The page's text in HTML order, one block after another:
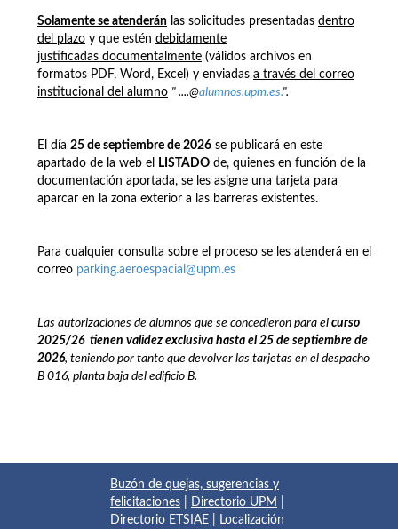
Solamente se atenderán las solicitudes presentadas dentro
del plazo y que estén debidamente
justificadas documentalmente (válidos archivos en
formatos PDF, Word, Excel) y enviadas a través del correo
institucional del alumno " ....@alumnos.upm.es.".
El día 25 de septiembre de 2026 se publicará en este
apartado de la web el
LISTADO de, quienes en función de la
documentación aportada, se les asigne una tarjeta para
aparcar en la zona exterior a las barreras existentes.
Para cualquier consulta sobre el proceso se les atenderá en el
correo parking.aeroespacial@upm.es
Las autorizaciones de alumnos que se concedieron para el curso
2025/26 tienen validez exclusiva hasta el 25 de septiembre de
2026, teniendo por tanto que devolver las tarjetas en el despacho
B 016, planta baja del edificio B.
Buzón de quejas, sugerencias y
felicitaciones
Directorio UPM
Directorio ETSIAE
Localización